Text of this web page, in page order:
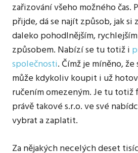
zařizování všeho možného čas.
přijde, dá se najít způsob, jak
daleko pohodlnějším,
způsobem. Nabízí se tu totiž i
společnosti. Čímž je míněno,
může kdykoliv koupit i už
ručením omezeným. Je tu totiž
právě takové s.r.o. ve své
vybrat a zaplatit.
Za nějakých necelých deset